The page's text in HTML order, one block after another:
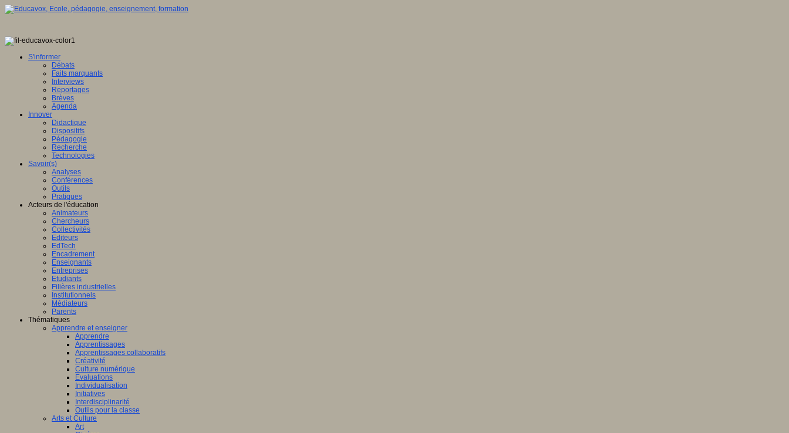
S'informer
Débats
Faits marquants
Interviews
Reportages
Brèves
Agenda
Innover
Didactique
Dispositifs
Pédagogie
Recherche
Technologies
Savoir(s)
Analyses
Conférences
Outils
Pratiques
Acteurs de l'éducation
Animateurs
Chercheurs
Collectivités
Editeurs
EdTech
Encadrement
Enseignants
Entreprises
Etudiants
Filières industrielles
Institutionnels
Médiateurs
Parents
Thématiques
Apprendre et enseigner
Apprendre
Apprentissages
Apprentissages collaboratifs
Créativité
Culture numérique
Evaluations
Individualisation
Initiatives
Interdisciplinarité
Outils pour la classe
Arts et Culture
Art